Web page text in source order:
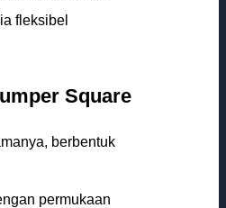
fleksibel
Square
berbentuk
permukaan